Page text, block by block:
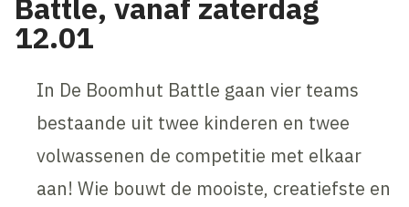
Battle, vanaf zaterdag
12.01
In De Boomhut Battle gaan vier teams
bestaande uit twee kinderen en twee
volwassenen de competitie met elkaar
aan! Wie bouwt de mooiste, creatiefste en